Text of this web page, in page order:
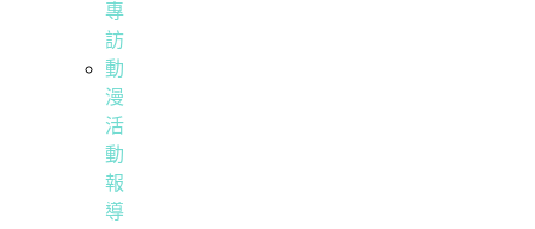
專
訪
動
漫
活
動
報
導